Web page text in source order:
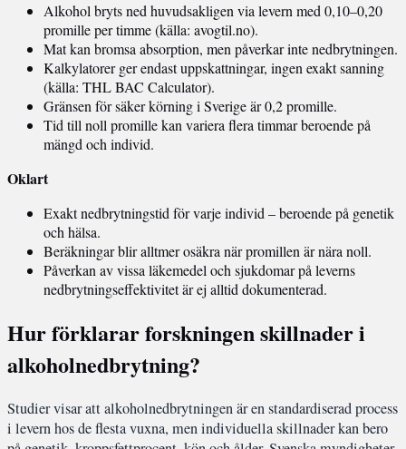
Alkohol bryts ned huvudsakligen via levern med 0,10–0,20
promille per timme (källa: avogtil.no).
Mat kan bromsa absorption, men påverkar inte nedbrytningen.
Kalkylatorer ger endast uppskattningar, ingen exakt sanning
(källa: THL BAC Calculator).
Gränsen för säker körning i Sverige är 0,2 promille.
Tid till noll promille kan variera flera timmar beroende på
mängd och individ.
Oklart
Exakt nedbrytningstid för varje individ – beroende på genetik
och hälsa.
Beräkningar blir alltmer osäkra när promillen är nära noll.
Påverkan av vissa läkemedel och sjukdomar på leverns
nedbrytningseffektivitet är ej alltid dokumenterad.
Hur förklarar forskningen skillnader i
alkoholnedbrytning?
Studier visar att alkoholnedbrytningen är en standardiserad process
i levern hos de flesta vuxna, men individuella skillnader kan bero